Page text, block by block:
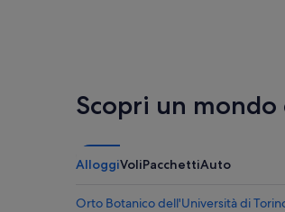
Scopri un mondo
AlloggiVoliPacchettiAuto
Orto Botanico dell'Università di